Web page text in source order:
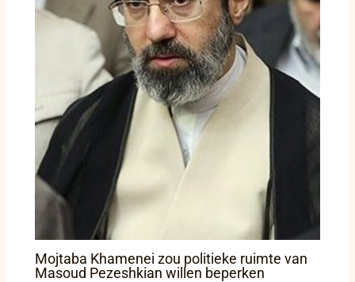
Mojtaba Khamenei zou politieke ruimte van
Masoud Pezeshkian willen beperken